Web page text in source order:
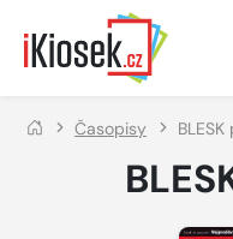
Přejít na hlavní obsah
Časopisy